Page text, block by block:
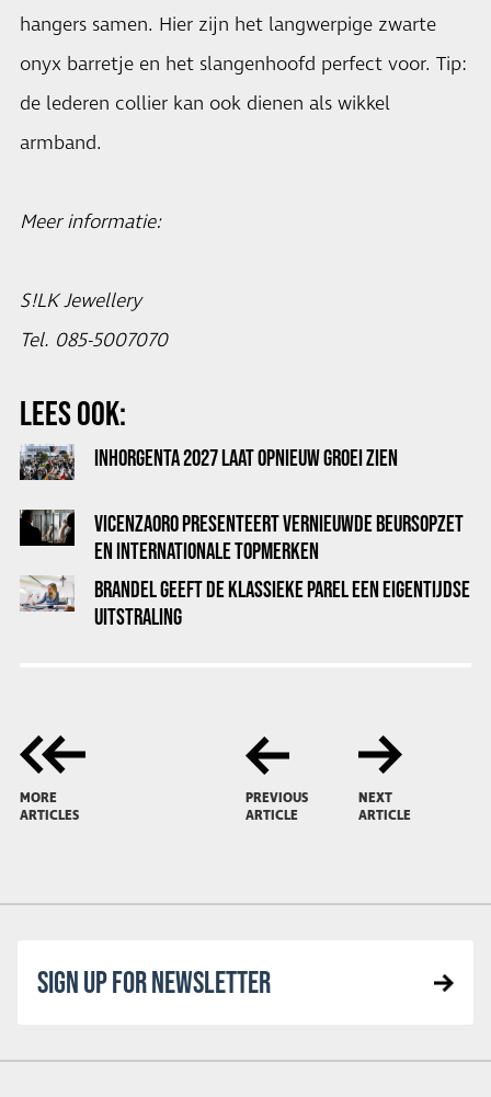
hangers samen. Hier zijn het langwerpige zwarte
onyx barretje en het slangenhoofd perfect voor. Tip:
de lederen collier kan ook dienen als wikkel
armband.
Meer informatie:
S!LK Jewellery
Tel. 085-5007070
LEES OOK:
INHORGENTA 2027 LAAT OPNIEUW GROEI ZIEN
VICENZAORO PRESENTEERT VERNIEUWDE BEURSOPZET
EN INTERNATIONALE TOPMERKEN
BRANDEL GEEFT DE KLASSIEKE PAREL EEN EIGENTIJDSE
UITSTRALING
MORE
ARTICLES
PREVIOUS
ARTICLE
NEXT
ARTICLE
SIGN UP FOR NEWSLETTER